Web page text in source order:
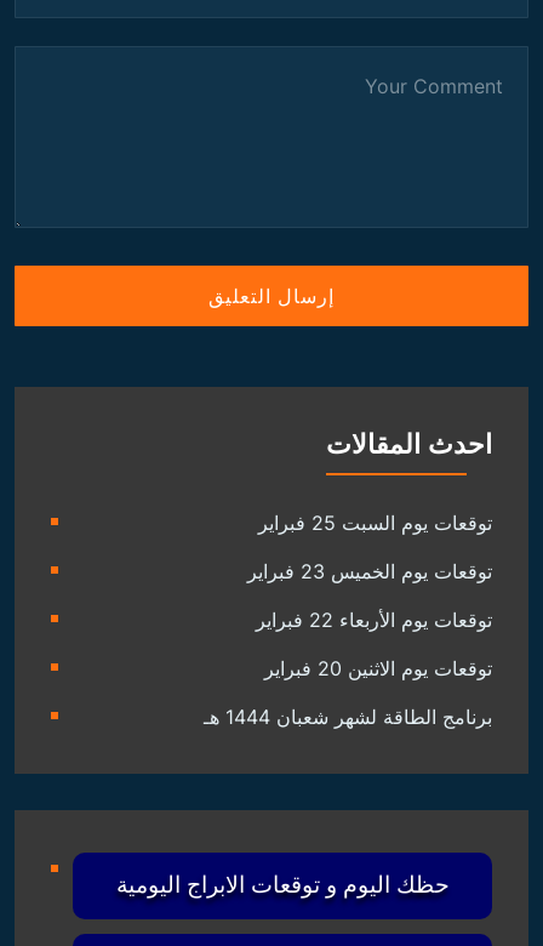
احدث المقالات
توقعات يوم السبت 25 فبراير
توقعات يوم الخميس 23 فبراير
توقعات يوم الأربعاء 22 فبراير
توقعات يوم الاثنين 20 فبراير
برنامج الطاقة لشهر شعبان 1444 هـ
حظك اليوم و توقعات الابراج اليومية